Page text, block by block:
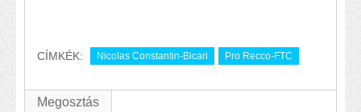
CÍMKÉK: Nicolas Constantin-Bicari Pro Recco-FTC
Megosztás